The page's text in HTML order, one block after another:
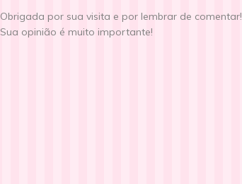
Obrigada por sua visita e por lembrar de comentar!
Sua opinião é muito importante!